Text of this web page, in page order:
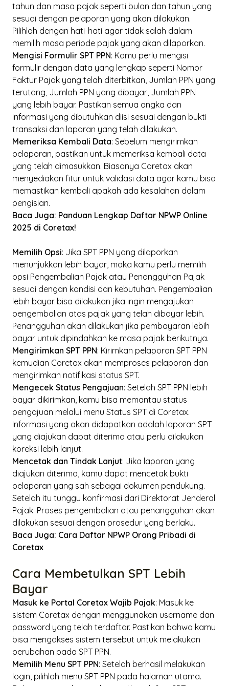
tahun dan masa pajak seperti bulan dan tahun yang
sesuai dengan pelaporan yang akan dilakukan.
Pilihlah dengan hati-hati agar tidak salah dalam
memilih masa periode pajak yang akan dilaporkan.
Mengisi Formulir SPT PPN: Kamu perlu mengisi
formulir dengan data yang lengkap seperti Nomor
Faktur Pajak yang telah diterbitkan, Jumlah PPN yang
terutang, Jumlah PPN yang dibayar, Jumlah PPN
yang lebih bayar. Pastikan semua angka dan
informasi yang dibutuhkan diisi sesuai dengan bukti
transaksi dan laporan yang telah dilakukan.
Memeriksa Kembali Data: Sebelum mengirimkan
pelaporan, pastikan untuk memeriksa kembali data
yang telah dimasukkan. Biasanya Coretax akan
menyediakan fitur untuk validasi data agar kamu bisa
memastikan kembali apakah ada kesalahan dalam
pengisian.
Baca Juga: Panduan Lengkap Daftar NPWP Online
2025 di Coretax!
Memilih Opsi: Jika SPT PPN yang dilaporkan
menunjukkan lebih bayar, maka kamu perlu memilih
opsi Pengembalian Pajak atau Penangguhan Pajak
sesuai dengan kondisi dan kebutuhan. Pengembalian
lebih bayar bisa dilakukan jika ingin mengajukan
pengembalian atas pajak yang telah dibayar lebih.
Penangguhan akan dilakukan jika pembayaran lebih
bayar untuk dipindahkan ke masa pajak berikutnya.
Mengirimkan SPT PPN: Kirimkan pelaporan SPT PPN
kemudian Coretax akan memproses pelaporan dan
mengirimkan notifikasi status SPT.
Mengecek Status Pengajuan: Setelah SPT PPN lebih
bayar dikirimkan, kamu bisa memantau status
pengajuan melalui menu Status SPT di Coretax.
Informasi yang akan didapatkan adalah laporan SPT
yang diajukan dapat diterima atau perlu dilakukan
koreksi lebih lanjut.
Mencetak dan Tindak Lanjut: Jika laporan yang
diajukan diterima, kamu dapat mencetak bukti
pelaporan yang sah sebagai dokumen pendukung.
Setelah itu tunggu konfirmasi dari Direktorat Jenderal
Pajak. Proses pengembalian atau penangguhan akan
dilakukan sesuai dengan prosedur yang berlaku.
Baca Juga: Cara Daftar NPWP Orang Pribadi di
Coretax
Cara Membetulkan SPT Lebih
Bayar
Masuk ke Portal Coretax Wajib Pajak: Masuk ke
sistem Coretax dengan menggunakan username dan
password yang telah terdaftar. Pastikan bahwa kamu
bisa mengakses sistem tersebut untuk melakukan
perubahan pada SPT PPN.
Memilih Menu SPT PPN: Setelah berhasil melakukan
login , pilihlah menu SPT PPN pada halaman utama.